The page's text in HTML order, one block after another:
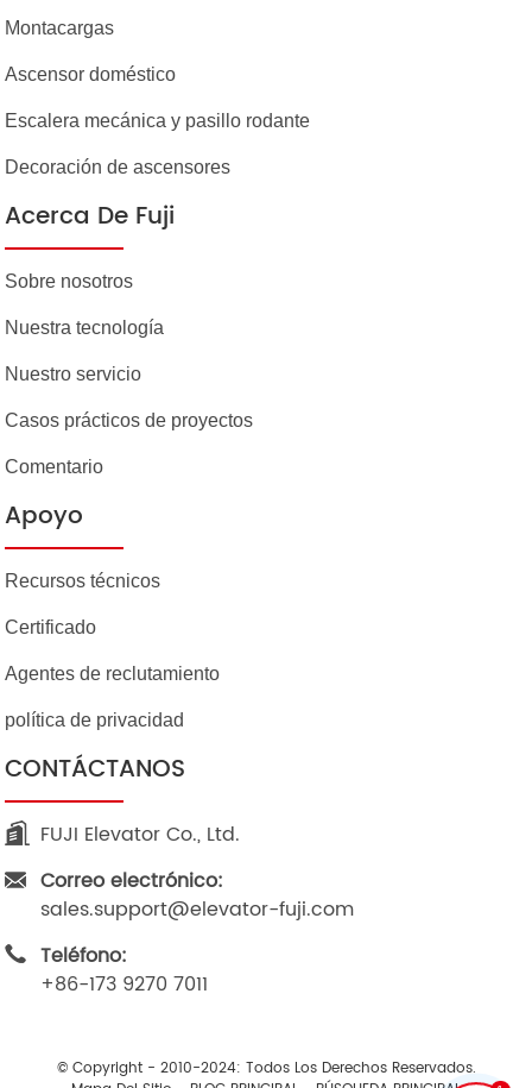
Montacargas
Ascensor doméstico
Escalera mecánica y pasillo rodante
Decoración de ascensores
Acerca De Fuji
Sobre nosotros
Nuestra tecnología
Nuestro servicio
Casos prácticos de proyectos
Comentario
Apoyo
Recursos técnicos
Certificado
Agentes de reclutamiento
política de privacidad
CONTÁCTANOS
FUJI Elevator Co., Ltd.
Correo electrónico:
sales.support@elevator-fuji.com
Teléfono:
+86-173 9270 7011
© Copyright - 2010-2024: Todos Los Derechos Reservados.